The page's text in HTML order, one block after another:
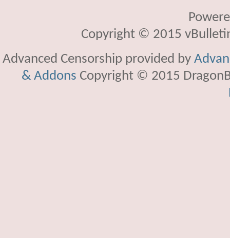
Copyright © 2015
Advanced Censorship provided by
& Addons Copyright © 2015